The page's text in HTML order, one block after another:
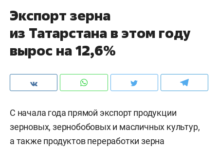
Экспорт зерна
из Татарстана в этом году
вырос на 12,6%
С начала года прямой экспорт продукции
зерновых, зернобобовых и масличных культур,
а также продуктов переработки зерна